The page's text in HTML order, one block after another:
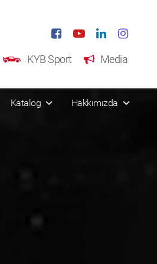
KYB Sport Media
Katalog Hakkımızda